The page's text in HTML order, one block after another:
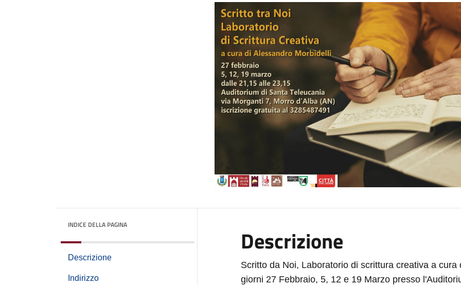
INDICE DELLA PAGINA
Descrizione
Indirizzo
Descrizione
Scritto da Noi, Laboratorio di scrittura creativa a
giorni 27 Febbraio, 5, 12 e 19 Marzo presso